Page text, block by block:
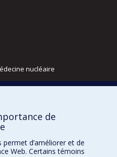
nucléaire
physique
de
d’améliorer et de
Web. Certains témoins